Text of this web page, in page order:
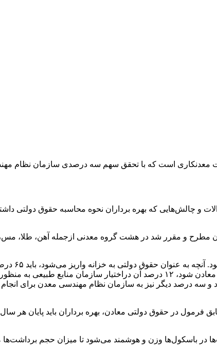
است که با تحقق سهم سه درصدی سازمان نظام
تا این که دوباره، نیمه دوم ۱۴۰۱ در شورای عالی معادن مطرح و مقرر شد در هشت گروه
بستامی
فعالی‌های معدنی بازگردد، ۱۵ درصد آن صرف فعالیت‌های عمرانی در شهرها و روستاهای مسیر معادن شود،
و سه درصد دیگر نیز به سازمان نظام مهندسی معدن برای
فرمول در حقوق دولتی معادن، بهره برداران باید پایان هر
در باسکول‌ها وزن و هوشمند می‌شود تا میزان حجم